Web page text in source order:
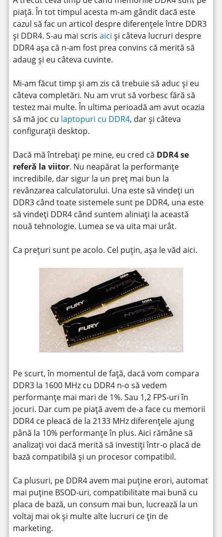
piață. În tot timpul acesta m-am gândit dacă este
cazul să fac un articol despre diferențele între DDR3
și DDR4. S-au mai scris aici și câteva lucruri despre
DDR4 așa că n-am fost prea convins că merită să
adaug și eu câteva cuvinte.
Mi-am făcut timp și am zis că trebuie să aduc și eu
câteva completări. Nu am vrut să vorbesc fără să
testez mai multe. În ultima perioadă am avut ocazia
să mă joc cu laptopuri cu DDR4, dar și câteva
configurații desktop.
Dacă mă întrebați pe mine, eu cred că DDR4 se
referă la viitor. Nu neapărat la performanțe
incredibile, dar sigur la un preț mai bun la
revânzarea calculatorului. Una este să vindeți un
DDR3 când toate sistemele sunt pe DDR4, una este
să vindeți DDR4 când suntem aliniați la această
nouă tehnologie. Lumea se va uita mai urât.
Ca prețuri sunt pe acolo. Cel puțin, așa le văd aici.
Pe scurt, în momentul de față, dacă vom compara
DDR3 la 1600 MHz cu DDR4 n-o să vedem
performanțe mai mari de 1%. Sau 1,2 FPS-uri în
jocuri. Dar cum pe piață avem de-a face cu memorii
DDR4 ce pleacă de la 2133 MHz diferențele ajung
până la 10% performanțe în plus. Aici rămâne să
analizați voi dacă merită să investiți într-o placă de
bază compatibilă și un procesor compatibil.
Ca plusuri, pe DDR4 avem mai puține erori, automat
mai puține BSOD-uri, compatibilitate mai bună cu
placa de bază, un consum mai bun, lucrează la un
voltaj mai ok și multe alte lucruri ce țin de
marketing.